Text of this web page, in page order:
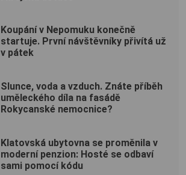
Koupání v Nepomuku konečně
startuje. První návštěvníky přivítá už
v pátek
Slunce, voda a vzduch. Znáte příběh
uměleckého díla na fasádě
Rokycanské nemocnice?
Klatovská ubytovna se proměnila v
moderní penzion: Hosté se odbaví
sami pomocí kódu